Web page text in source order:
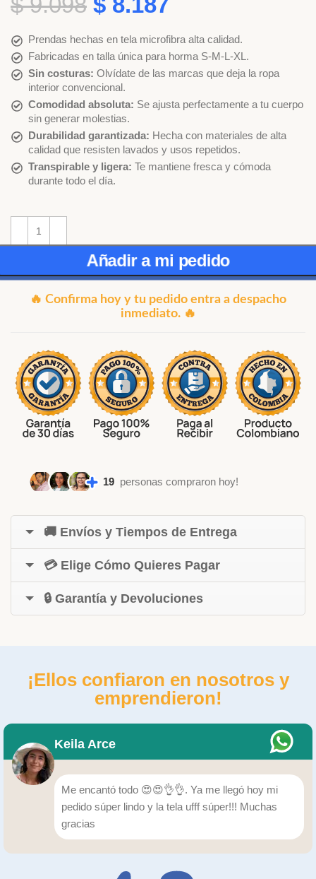
Prendas hechas en tela microfibra alta calidad.
Fabricadas en talla única para horma S-M-L-XL.
Sin costuras: Olvídate de las marcas que deja la ropa
interior convencional.
Comodidad absoluta: Se ajusta perfectamente a tu cuerpo
sin generar molestias.
Durabilidad garantizada: Hecha con materiales de alta
calidad que resisten lavados y usos repetidos.
Transpirable y ligera: Te mantiene fresca y cómoda
durante todo el día.
Añadir a mi pedido
🔥 Confirma hoy y tu pedido entra a despacho
inmediato. 🔥
19 personas compraron hoy!
🚚 Envíos y Tiempos de Entrega
💳 Elige Cómo Quieres Pagar
🔒 Garantía y Devoluciones
¡Ellos confiaron en nosotros y
emprendieron!
Keila Arce
Me encantó todo 😍😍👌👌. Ya me llegó hoy mi
pedido súper lindo y la tela ufff súper!!! Muchas
gracias